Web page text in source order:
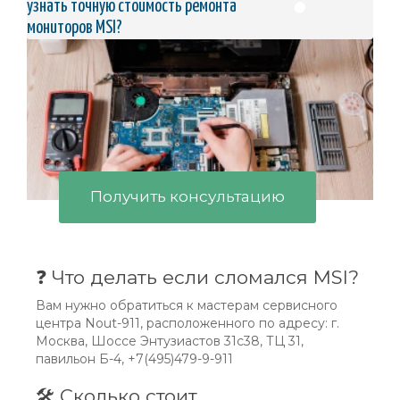
Получение:
новый!
Свяжитесь с нами прямо сейчас! 📞
Не допускайте, чтобы неисправный монитор мешал
вашей повседневной деятельности. Обратитесь к на
шим профессионалам за качественной и быстрой по
узнать точную стоимость ремонта
мониторов MSI?
Получить консультацию
❓ Что делать если сломался MSI?
Вам нужно обратиться к мастерам сервисного
центра Nout-911, расположенного по адресу: г.
Москва, Шоссе Энтузиастов 31с38, ТЦ 31,
павильон Б-4, +7(495)479-9-911